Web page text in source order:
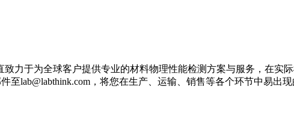
力于为全球客户提供专业的材料物理性能检测方案与服务，在实
至lab@labthink.com，将您在生产、运输、销售等各个环节中易出